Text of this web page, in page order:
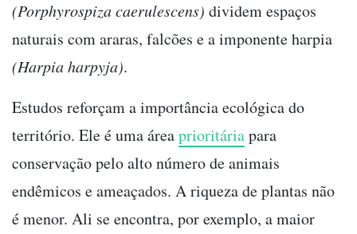
(Porphyrospiza caerulescens) dividem espaços
naturais com araras, falcões e a imponente harpia
(Harpia harpyja).
Estudos reforçam a importância ecológica do
território. Ele é uma áreaprioritáriapara
conservação pelo alto número de animais
endêmicos e ameaçados. A riqueza de plantas não
é menor. Ali se encontra, por exemplo, a maior